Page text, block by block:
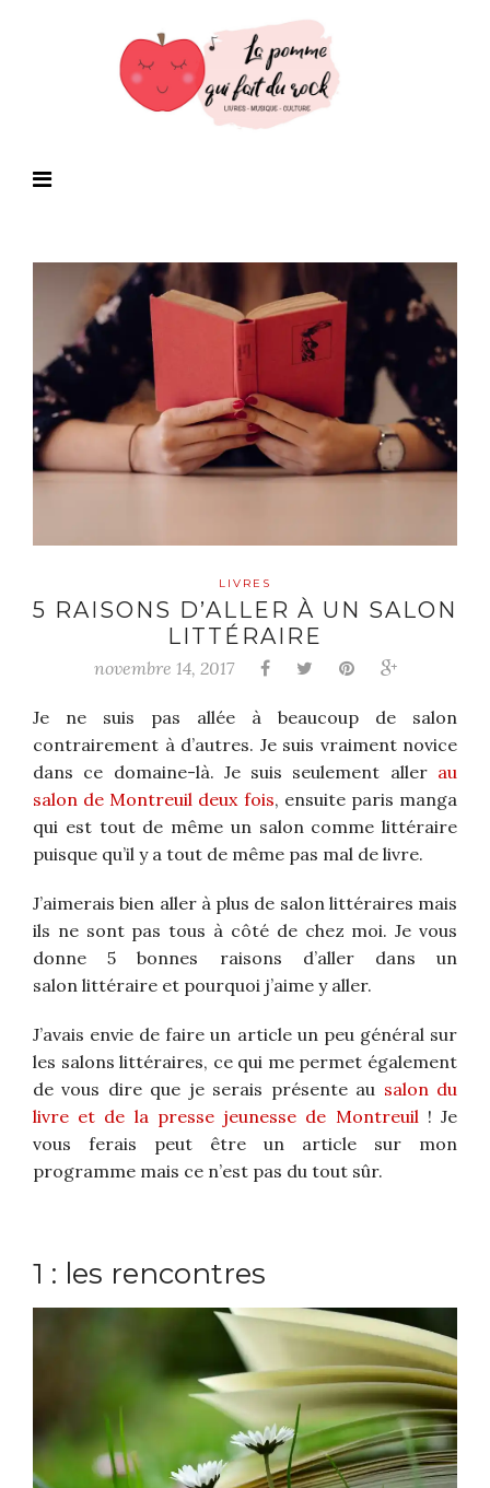
LIVRES
5 RAISONS D’ALLER À UN SALON
LITTÉRAIRE
novembre 14, 2017
Je ne suis pas allée à beaucoup de salon
contrairement à d’autres. Je suis vraiment novice
dans ce domaine-là. Je suis seulement allerau
salon de Montreuil deux fois, ensuite paris manga
qui est tout de même un salon comme littéraire
puisque qu’il y a tout de même pas mal de livre.
J’aimerais bien aller à plus de salon littéraires mais
ils ne sont pas tous à côté de chez moi. Je vous
donne 5 bonnes raisons d’aller dans un
salon littéraire et pourquoi j’aime y aller.
J’avais envie de faire un article un peu général sur
les salons littéraires, ce qui me permet également
de vous dire que je serais présente au salon du
livre et de la presse jeunesse de Montreuil ! Je
vous ferais peut être un article sur mon
programme mais ce n’est pas du tout sûr.
1 : les rencontres